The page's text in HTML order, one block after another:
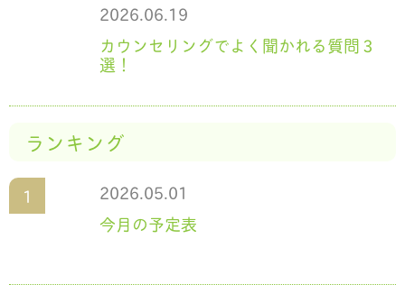
2026.06.19
カウンセリングでよく聞かれる質問３
選！
ランキング
2026.05.01
今月の予定表